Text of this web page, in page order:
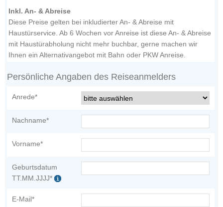
Inkl. An- & Abreise
Diese Preise gelten bei inkludierter An- & Abreise mit
Haustürservice. Ab 6 Wochen vor Anreise ist diese An- & Abreise
mit Haustürabholung nicht mehr buchbar, gerne machen wir
Ihnen ein Alternativangebot mit Bahn oder PKW Anreise.
Persönliche Angaben des Reiseanmelders
Anrede*
Nachname*
Vorname*
Geburtsdatum
TT.MM.JJJJ*
E-Mail*